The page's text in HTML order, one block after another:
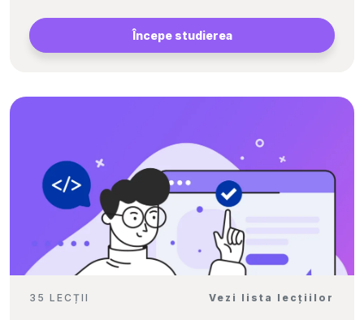
Începe studierea
35 LECȚII Vezi lista lecțiilor